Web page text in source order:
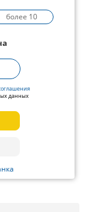
более 10
данных